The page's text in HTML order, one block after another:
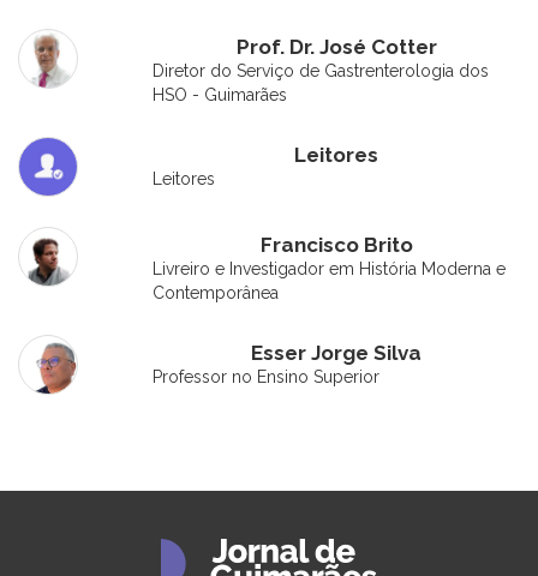
Prof. Dr. José Cotter
Diretor do Serviço de Gastrenterologia dos
HSO - Guimarães
Leitores
Leitores
Francisco Brito
Livreiro e Investigador em História Moderna e
Contemporânea
Esser Jorge Silva
Professor no Ensino Superior